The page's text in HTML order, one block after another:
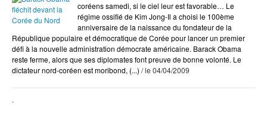
Presse
Provok
Qui es-tu ?
R. Z. Izarra
Rumeurs Normandes
coréens samedi, si le ciel leur est favorable… Le
régime ossifié de Kim Jong-Il a choisi le 100ème
anniversaire de la naissance du fondateur de la
République populaire et démocratique de Corée pour lancer un premier
défi à la nouvelle administration démocrate américaine. Barack Obama
reste ferme, alors que ses diplomates font preuve de bonne volonté. Le
dictateur nord-coréen est moribond, (...) / le 04/04/2009
.